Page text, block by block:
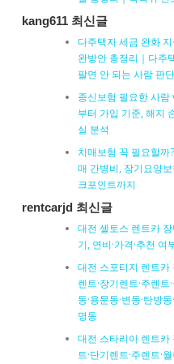
kang611 최신글
다주택자 세금 완화
완방안 총정리｜다주
팔면 안 되는 사람 판
종신보험 필요한 사
부터 가입 기준, 해지
실 분석
치매보험 꼭 필요할까
매 간병비, 장기요양
크포인트까지
rentcarjd 최신글
대전 셀토스 렌트카
기, 연비·가격·추천 여
대전 스포티지 렌트카
렌트·장기렌트·주렌
동·용문동·변동·탄방
명동
대전 스타리아 렌트카
트·단기렌트·주렌트·